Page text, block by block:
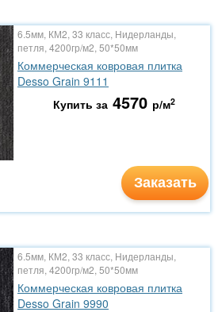
6.5мм, КМ2, 33 класс, Нидерланды,
петля, 4200гр/м2, 50*50мм
Коммерческая ковровая плитка
Desso Grain 9111
Купить за 4570 р/м2
Заказать
6.5мм, КМ2, 33 класс, Нидерланды,
петля, 4200гр/м2, 50*50мм
Коммерческая ковровая плитка
Desso Grain 9990